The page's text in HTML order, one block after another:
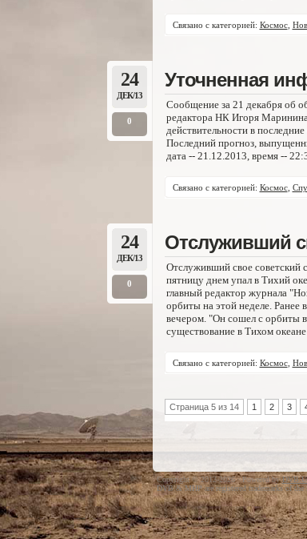
Связано с категорией: Космос,
24
ДЕК/13
0
Уточненная
Сообщение за 21 декабря об
редактора НК Игоря
действительности в
Последний прогноз,
дата -- 21.12.2013, время --
Связано с категорией: Космос,
24
ДЕК/13
0
Отслуживший
Отслуживший свое советский
пятницу днем упал в Тихий
главный редактор журнала
орбиты на этой неделе.
вечером. "Он сошел с орбиты
существование в Тихом
Связано с категорией: Космос,
Страница 5 из 14 1 2 3
Copyright © 2012-2026 · Powered by
DVB & MHP are registered trademarks of